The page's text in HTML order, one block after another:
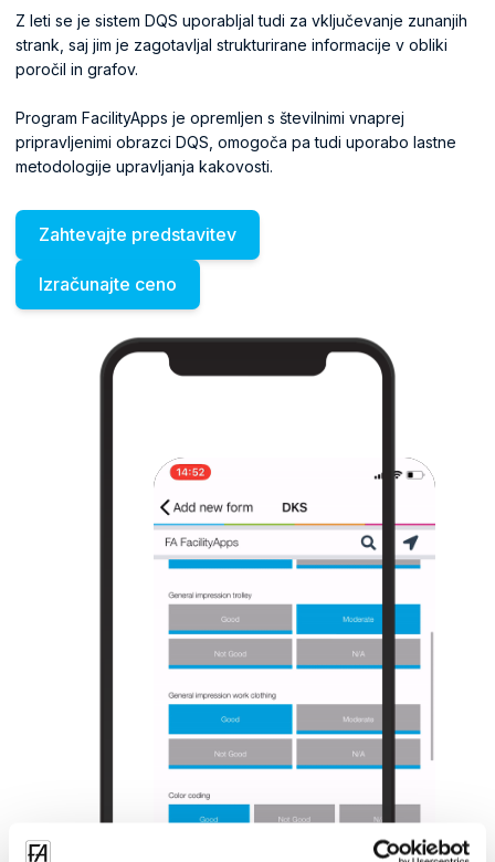
Z leti se je sistem DQS uporabljal tudi za vključevanje zunanjih
strank, saj jim je zagotavljal strukturirane informacije v obliki
poročil in grafov.
Program FacilityApps je opremljen s številnimi vnaprej
pripravljenimi obrazci DQS, omogoča pa tudi uporabo lastne
metodologije upravljanja kakovosti.
Zahtevajte predstavitev
Izračunajte ceno